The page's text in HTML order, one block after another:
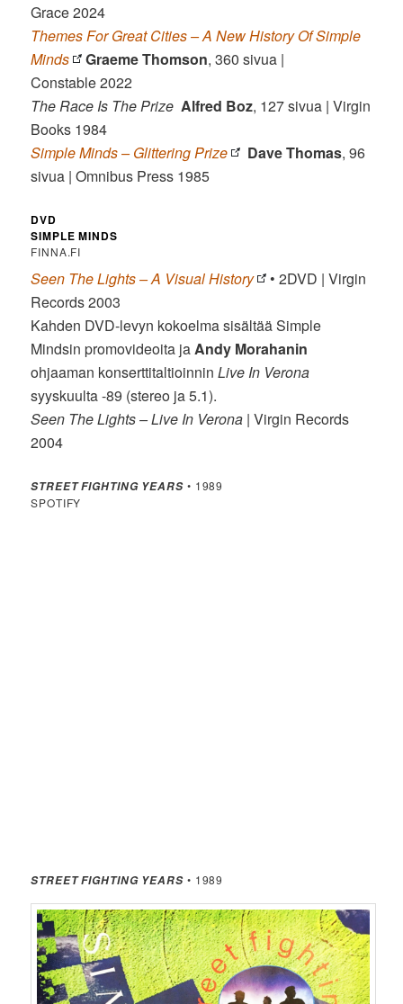
Grace 2024
Themes For Great Cities – A New History Of Simple
Minds
Graeme Thomson, 360 sivua |
Constable 2022
The Race Is The Prize Alfred Boz, 127 sivua | Virgin
Books 1984
Simple Minds – Glittering Prize
Dave Thomas, 96
sivua | Omnibus Press 1985
DVD
SIMPLE MINDS
FINNA.FI
Seen The Lights – A Visual History
• 2DVD | Virgin
Records 2003
Kahden DVD-levyn kokoelma sisältää Simple
Mindsin promovideoita jaAndy Morahanin
ohjaaman konserttitaltioinninLive In Verona
syyskuulta -89 (stereo ja 5.1).
Seen The Lights – Live In Verona | Virgin Records
2004
STREET FIGHTING YEARS• 1989
SPOTIFY
STREET FIGHTING YEARS• 1989